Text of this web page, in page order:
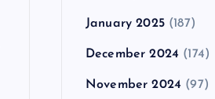
January 2025(187)
December 2024 (174)
November 2024 (97)